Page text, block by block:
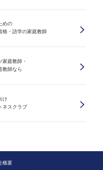
めの
格・語学の家庭教師
家庭教師・
教師なら
け
ネスクラブ
概要